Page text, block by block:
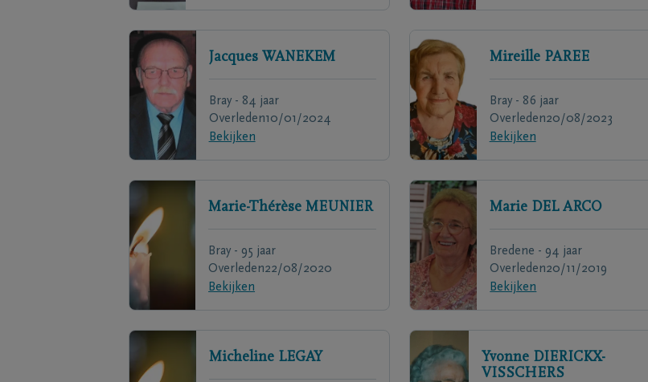
Jacques WANEKEM
Bray - 84 jaar
Overleden10/01/2024
Bekijken
Mireille PAREE
Bray - 86 jaar
Overleden20/08/2023
Bekijken
Marie-Thérèse MEUNIER
Bray - 95 jaar
Overleden22/08/2020
Bekijken
Marie DEL ARCO
Bredene - 94 jaar
Overleden20/11/2019
Bekijken
Micheline LEGAY Yvonne DIERICKX-
VISSCHERS